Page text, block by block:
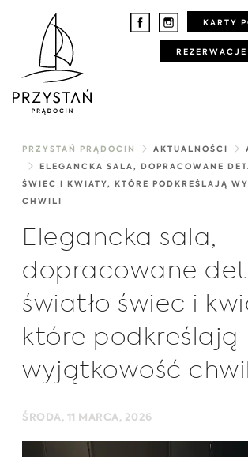
KARTY
REZERWACJE
PRZYSTAŃ PRĄDOCIN AKTUALNOŚCI
ELEGANCKA SALA, DOPRACOWANE
ŚWIEC I KWIATY, KTÓRE PODKREŚLAJĄ
CHWILI
Elegancka sala,
dopracowane
światło świec i
które podkreślają
wyjątkowość
ŚRODA, 11 MARCA, 2026